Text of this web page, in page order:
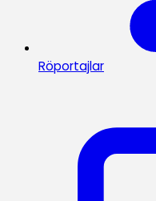
Röportajlar